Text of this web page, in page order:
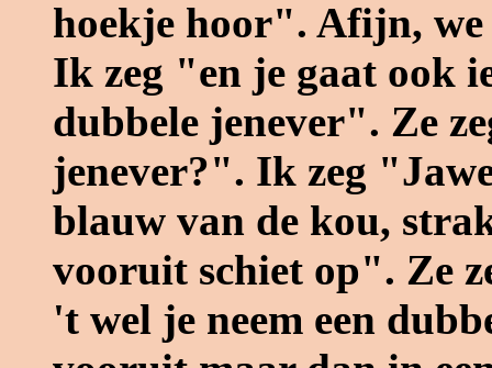
hoekje hoor". Afijn,
Ik zeg "en je gaat ook
dubbele jenever". Ze
jenever?". Ik zeg
blauw van de kou,
vooruit schiet op". Ze
't wel je neem een